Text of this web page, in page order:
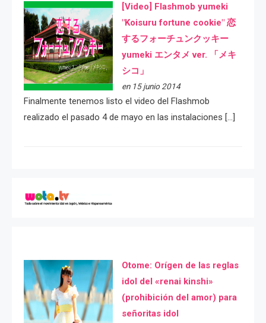
[Video] Flashmob yumeki
"Koisuru fortune cookie" 恋
するフォーチュンクッキー
yumeki エンタメ ver. 「メキ
シコ」
en 15 junio 2014
Finalmente tenemos listo el video del Flashmob
realizado el pasado 4 de mayo en las instalaciones […]
Otome: Orígen de las reglas
idol del «renai kinshi»
(prohibición del amor) para
señoritas idol